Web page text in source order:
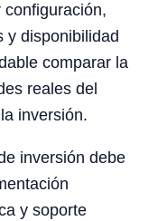
y disponibilidad
comparar la
reales del
inversión.
inversión debe
y soporte